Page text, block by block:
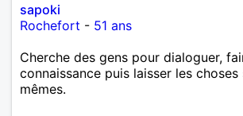
sapoki
Rochefort - 51 ans
Cherche des gens pour dialoguer,
connaissance puis laisser les
mêmes.